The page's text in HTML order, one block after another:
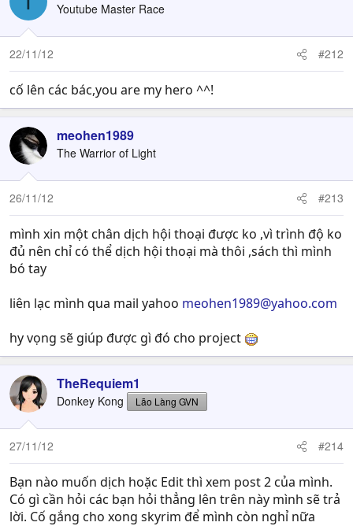
Youtube Master Race
22/11/12 #212
cố lên các bác,you are my hero ^^!
meohen1989
The Warrior of Light
26/11/12 #213
mình xin một chân dịch hội thoại được ko ,vì trình độ ko
đủ nên chỉ có thể dịch hội thoại mà thôi ,sách thì mình
bó tay
liên lạc mình qua mail yahoo meohen1989@yahoo.com
hy vọng sẽ giúp được gì đó cho project
TheRequiem1
Donkey Kong Lão Làng GVN
27/11/12 #214
Bạn nào muốn dịch hoặc Edit thì xem post 2 của mình.
Có gì cần hỏi các bạn hỏi thẳng lên trên này mình sẽ trả
lời. Cố gắng cho xong skyrim để mình còn nghỉ nữa